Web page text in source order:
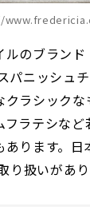
のブランド
パニッシュ
クラシック
フラテシな
あります。
り扱いがあり